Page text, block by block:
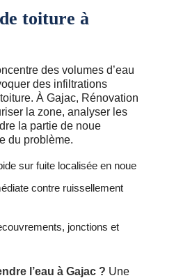
toiture à
des volumes d’eau
des infiltrations
À Gajac, Rénovation
la zone, analyser les
la partie de noue
du problème.
sur fuite localisée en noue
contre ruissellement
jonctions et
l’eau à Gajac ? Une